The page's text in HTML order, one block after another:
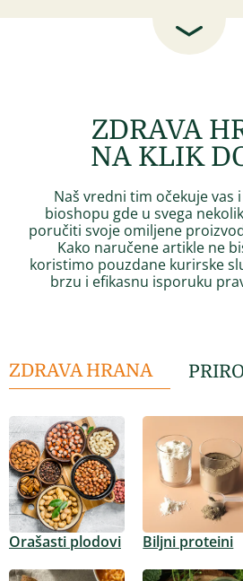
ZDRAVA
NA KLIK
Naš vredni tim očekuje vas
bioshopu gde u svega
poručiti svoje omiljene
Kako naručene artikle ne
koristimo pouzdane kurirske
brzu i efikasnu isporuku
ZDRAVA HRANA
Orašasti plodovi Biljni proteini